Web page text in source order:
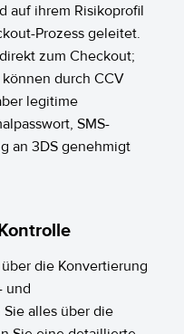
auf ihrem Risikoprofil
Prozess geleitet.
zum Checkout;
durch CCV
legitime
SMS-
an 3DS genehmigt
die Konvertierung
und
alles über die